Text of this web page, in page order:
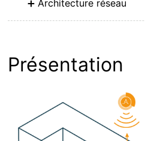
Architecture réseau
Présentation